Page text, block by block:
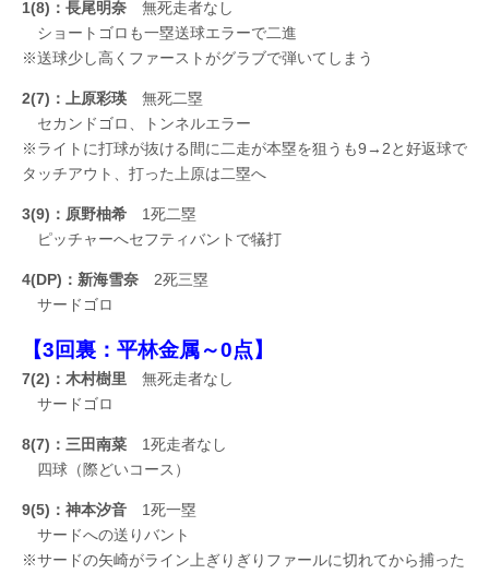
1(8)：長尾明奈 無死走者なし
ショートゴロも一塁送球エラーで二進
※送球少し高くファーストがグラブで弾いてしまう
2(7)：上原彩瑛 無死二塁
セカンドゴロ、トンネルエラー
※ライトに打球が抜ける間に二走が本塁を狙うも9→2と好返球で
タッチアウト、打った上原は二塁へ
3(9)：原野柚希 1死二塁
ピッチャーへセフティバントで犠打
4(DP)：新海雪奈 2死三塁
サードゴロ
【3回裏：平林金属～0点】
7(2)：木村樹里 無死走者なし
サードゴロ
8(7)：三田南菜 1死走者なし
四球（際どいコース）
9(5)：神本汐音 1死一塁
サードへの送りバント
※サードの矢崎がライン上ぎりぎりファールに切れてから捕った